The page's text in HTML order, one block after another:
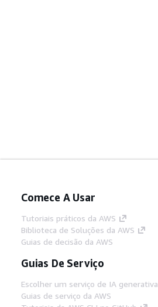
Comece A Usar
Tutoriais práticos da AWS
Biblioteca de Soluções da AWS
Guias de decisão da AWS
Guias De Serviço
Escolher um serviço de IA generativa
Guias de serviço da AWS